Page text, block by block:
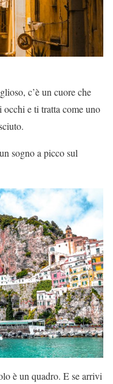
c’è un cuore che
e ti tratta come uno
sogno a picco sul
è un quadro. E se arrivi